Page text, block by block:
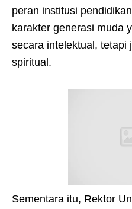
peran institusi
karakter generasi muda
secara intelektual, tetapi
spiritual.
Sementara itu, Rektor